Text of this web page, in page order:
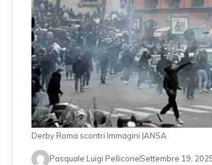
Derby Roma scontri Immagini |ANSA
Pasquale Luigi PelliconeSettembre 19,